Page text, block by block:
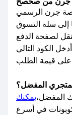
جرن الرسمي
إلى سلة التسوق
لصفحة الدفع
قيمة الطلب
المفضل؟
المفضل،يمكنك
في أسرع